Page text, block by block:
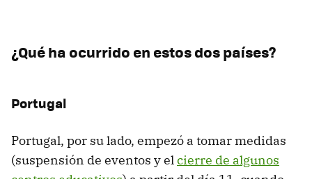
¿Qué ha ocurrido en estos dos países?
Portugal
Portugal, por su lado, empezó a tomar medidas
(suspensión de eventos y elcierre de algunos